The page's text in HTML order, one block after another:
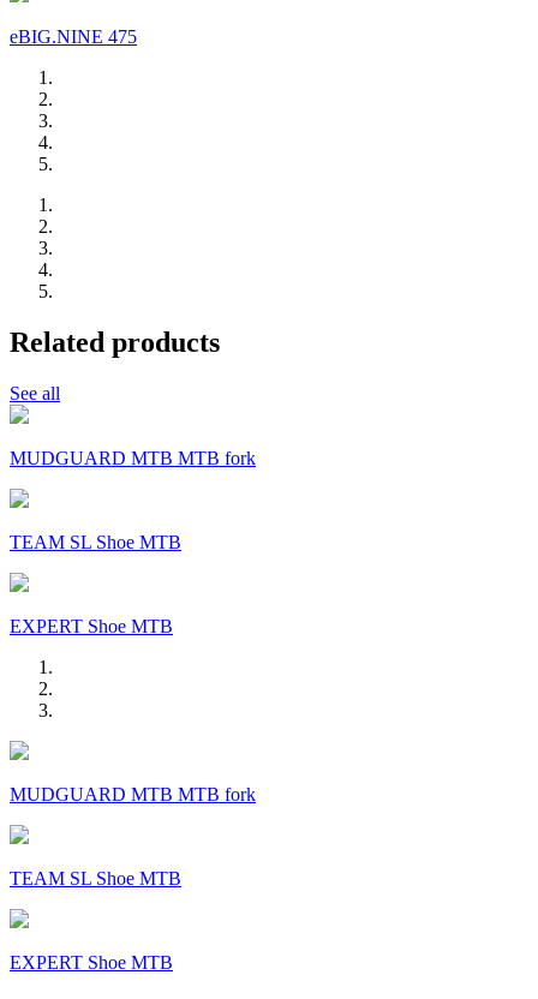
eBIG.NINE 475
Related products
See all
MUDGUARD MTB MTB fork
TEAM SL Shoe MTB
EXPERT Shoe MTB
MUDGUARD MTB MTB fork
TEAM SL Shoe MTB
EXPERT Shoe MTB